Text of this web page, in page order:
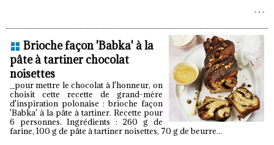
Brioche façon 'Babka' à la
pâte à tartiner chocolat
noisettes
_pour mettre le chocolat à l'honneur, on
choisit cette recette de grand-mère
d'inspiration polonaise : brioche façon
'Babka' à la pâte à tartiner. Recette pour
6 personnes. Ingrédients : 260 g de
farine, 100 g de pâte à tartiner noisettes, 70 g de beurre...